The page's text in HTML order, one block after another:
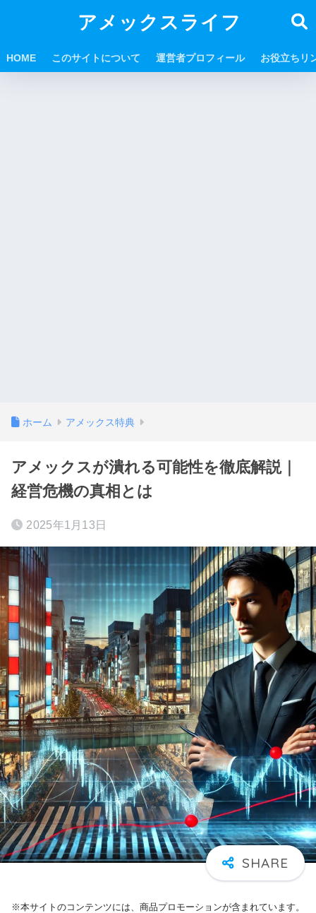
アメックスライフ
HOME このサイトについて 運営者プロフィール お役立ちリ
ホーム アメックス特典
アメックスが潰れる可能性を徹底解説｜
経営危機の真相とは
2025年1月13日
※本サイトのコンテンツには、商品プロモーションが含まれています。